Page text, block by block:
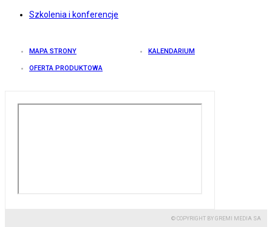
Szkolenia i konferencje
MAPA STRONY KALENDARIUM
OFERTA PRODUKTOWA
© COPYRIGHT BY GREMI MEDIA SA